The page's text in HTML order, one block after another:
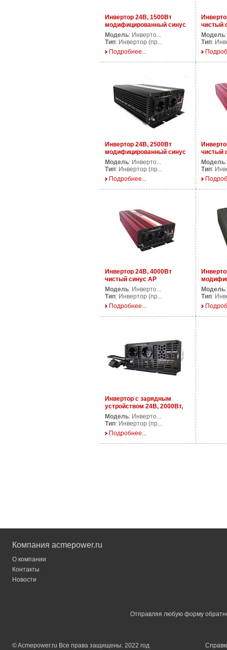
Инвертор 24В, 1500Вт
модифицированный синус
AP DS1500/24V
Модель: Инверто...
Тип: Инвертор (пр...
Подробнее...
чистый
PS1500/
Модель
Тип:
Инвертор 24В, 2500Вт
модифицированный синус
AP DS2500/24V
Модель: Инверто...
Тип: Инвертор (пр...
Подробнее...
чистый
PS2500/
Модель
Тип:
Инвертор 24В, 4000Вт
чистый синус AP
PS4000/24V
Модель: Инверто...
Тип: Инвертор (пр...
Подробнее...
AP
Модель
Тип:
Инвертор с зарядным
устройством 24В, 2000Вт,
AP CPS2000/24V
Модель: Инверто...
Тип: Инвертор (пр...
Подробнее...
Компания acmepower.ru
О компании
Контакты
Новости
Отправляя любую форму
© Acmepower.ru Все права защищены. 2022 год